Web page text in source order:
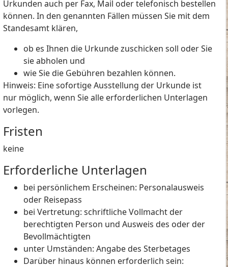
Urkunden auch per Fax, Mail oder telefonisch bestellen
können. In den genannten Fällen müssen Sie mit dem
Standesamt klären,
ob es Ihnen die Urkunde zuschicken soll oder Sie
sie abholen und
wie Sie die Gebühren bezahlen können.
Hinweis: Eine sofortige Ausstellung der Urkunde ist
nur möglich, wenn Sie alle erforderlichen Unterlagen
vorlegen.
Fristen
keine
Erforderliche Unterlagen
bei persönlichem Erscheinen: Personalausweis
oder Reisepass
bei Vertretung: schriftliche Vollmacht der
berechtigten Person und Ausweis des oder der
Bevollmächtigten
unter Umständen: Angabe des Sterbetages
Darüber hinaus können erforderlich sein: